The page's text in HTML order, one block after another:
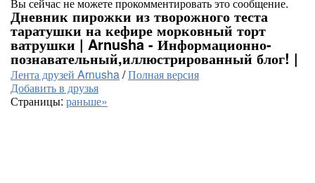
Дневник пирожки из творожного теста
таратушки на кефире морковный торт
ватрушки | Arnusha - Информационно-
познавательный,иллюстрированный блог! |
Лента друзей Arnusha/Полная версия
Добавить в друзья
Страницы: раньше»